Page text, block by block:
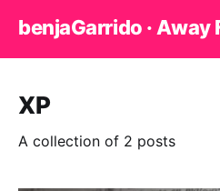
benjaGarrido · Away
XP
A collection of 2 posts